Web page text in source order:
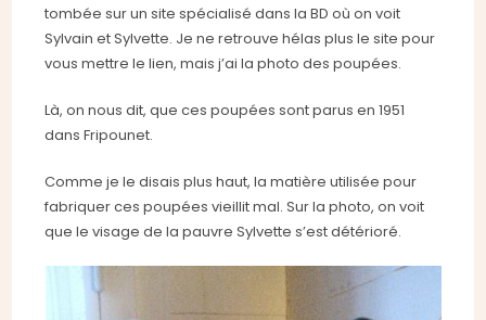
tombée sur un site spécialisé dans la BD où on voit
Sylvain et Sylvette. Je ne retrouve hélas plus le site pour
vous mettre le lien, mais j’ai la photo des poupées.
Là, on nous dit, que ces poupées sont parus en 1951
dans Fripounet.
Comme je le disais plus haut, la matière utilisée pour
fabriquer ces poupées vieillit mal. Sur la photo, on voit
que le visage de la pauvre Sylvette s’est détérioré.